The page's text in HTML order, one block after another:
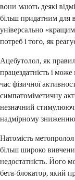
вони мають деякі
більш придатним для
універсально
потреб і того, як
Ацебутолол, як
працездатність і
час фізичної
симпатоміметичну
незначний
надмірному зниженню
Натомість метопролол
більш широко
недостатність. Його
бета-блокатор, який